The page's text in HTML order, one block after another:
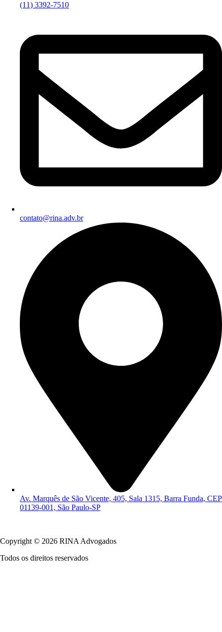
(11) 3392-7510
contato@rina.adv.br
Av. Marquês de São Vicente, 405, Sala 1315, Barra Funda, CEP
01139-001, São Paulo-SP
Copyright © 2026 RINA Advogados
Todos os direitos reservados